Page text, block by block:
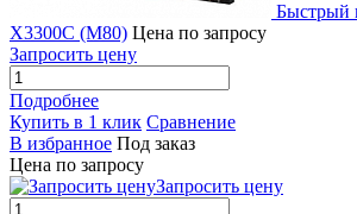
Быстрый
X3300C (M80) Цена по запросу
Запросить цену
Подробнее
Купить в 1 клик Сравнение
В избранное Под заказ
Цена по запросу
Запросить цену